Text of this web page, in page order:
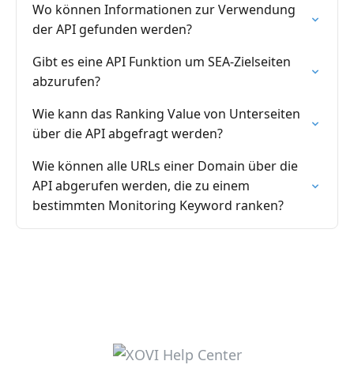
Wo können Informationen zur Verwendung
der API gefunden werden?
Gibt es eine API Funktion um SEA-Zielseiten
abzurufen?
Wie kann das Ranking Value von Unterseiten
über die API abgefragt werden?
Wie können alle URLs einer Domain über die
API abgerufen werden, die zu einem
bestimmten Monitoring Keyword ranken?